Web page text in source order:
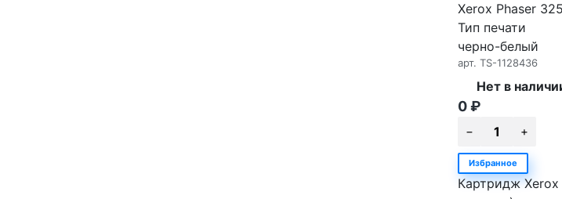
Xerox Phaser
Тип печати
черно-белый
арт. TS-1128436
Нет в
0₽
Избранное
Картридж Xerox